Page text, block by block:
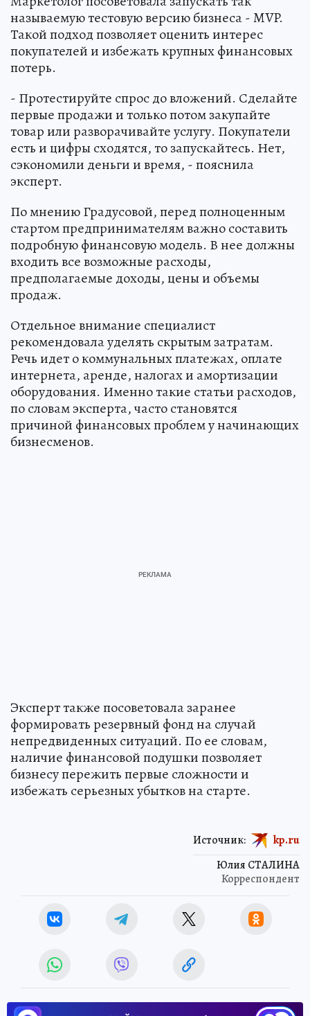
называемую тестовую версию бизнеса - MVP.
Такой подход позволяет оценить интерес
покупателей и избежать крупных финансовых
потерь.
- Протестируйте спрос до вложений. Сделайте
первые продажи и только потом закупайте
товар или разворачивайте услугу. Покупатели
есть и цифры сходятся, то запускайтесь. Нет,
сэкономили деньги и время, - пояснила
эксперт.
По мнению Градусовой, перед полноценным
стартом предпринимателям важно составить
подробную финансовую модель. В нее должны
входить все возможные расходы,
предполагаемые доходы, цены и объемы
продаж.
Отдельное внимание специалист
рекомендовала уделять скрытым затратам.
Речь идет о коммунальных платежах, оплате
интернета, аренде, налогах и амортизации
оборудования. Именно такие статьи расходов,
по словам эксперта, часто становятся
причиной финансовых проблем у начинающих
бизнесменов.
Эксперт также посоветовала заранее
формировать резервный фонд на случай
непредвиденных ситуаций. По ее словам,
наличие финансовой подушки позволяет
бизнесу пережить первые сложности и
избежать серьезных убытков на старте.
Юлия СТАЛИНА
Корреспондент
Источник: kp.ru